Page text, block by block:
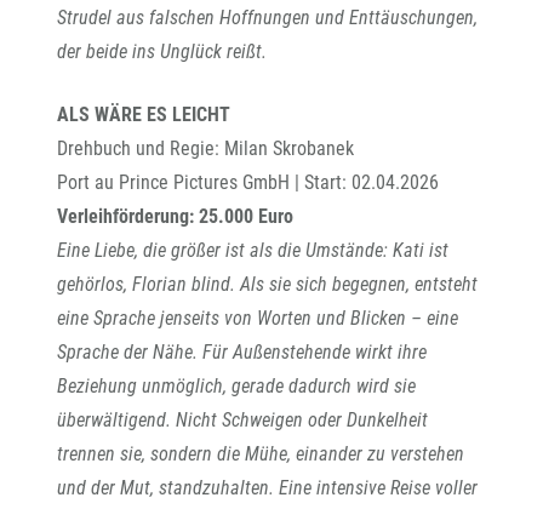
Strudel aus falschen Hoffnungen und Enttäuschungen,
der beide ins Unglück reißt.
ALS WÄRE ES LEICHT
Drehbuch und Regie: Milan Skrobanek
Port au Prince Pictures GmbH | Start: 02.04.2026
Verleihförderung: 25.000 Euro
Eine Liebe, die größer ist als die Umstände: Kati ist
gehörlos, Florian blind. Als sie sich begegnen, entsteht
eine Sprache jenseits von Worten und Blicken – eine
Sprache der Nähe. Für Außenstehende wirkt ihre
Beziehung unmöglich, gerade dadurch wird sie
überwältigend. Nicht Schweigen oder Dunkelheit
trennen sie, sondern die Mühe, einander zu verstehen
und der Mut, standzuhalten. Eine intensive Reise voller